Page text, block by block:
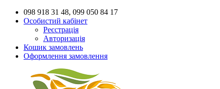
098 918 31 48, 099 050 84 17
Особистий кабінет
Реєстрація
Авторизація
Кошик замовлень
Оформлення замовлення